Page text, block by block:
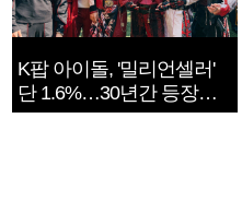
K팝 아이돌, '밀리언셀러'
단 1.6%…30년간 등장
1182개팀 전수조사